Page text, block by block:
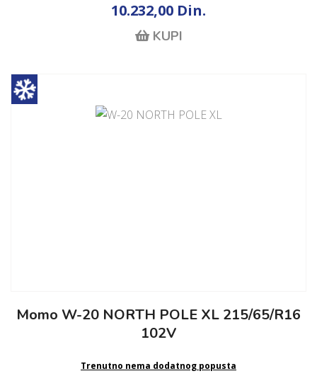
10.232,00 Din.
KUPI
Momo W-20 NORTH POLE XL 215/65/R16
102V
Trenutno nema dodatnog popusta